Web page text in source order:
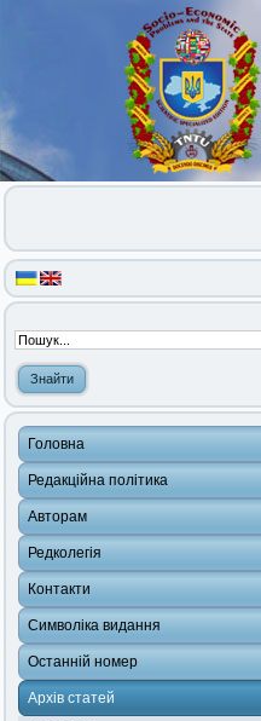
Головна
Редакційна політика
Авторам
Редколегія
Контакти
Символіка видання
Останній номер
Архів статей